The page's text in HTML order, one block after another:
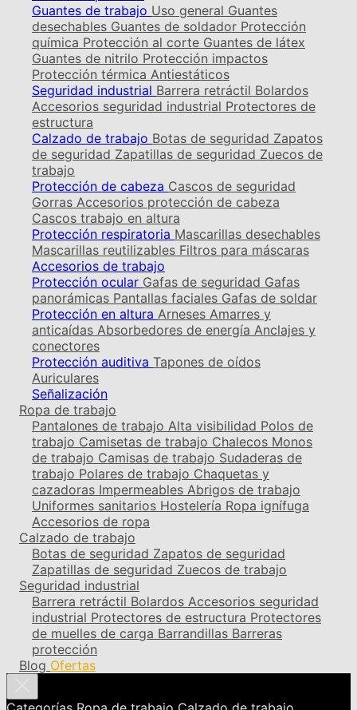
Guantes de trabajo Uso general Guantes
desechables Guantes de soldador Protección
química Protección al corte Guantes de látex
Guantes de nitrilo Protección impactos
Protección térmica Antiestáticos
Seguridad industrial Barrera retráctil Bolardos
Accesorios seguridad industrial Protectores de
estructura
Calzado de trabajo Botas de seguridad Zapatos
de seguridad Zapatillas de seguridad Zuecos de
trabajo
Protección de cabeza Cascos de seguridad
Gorras Accesorios protección de cabeza
Cascos trabajo en altura
Protección respiratoria Mascarillas desechables
Mascarillas reutilizables Filtros para máscaras
Accesorios de trabajo
Protección ocular Gafas de seguridad Gafas
panorámicas Pantallas faciales Gafas de soldar
Protección en altura Arneses Amarres y
anticaídas Absorbedores de energía Anclajes y
conectores
Protección auditiva Tapones de oídos
Auriculares
Señalización
Ropa de trabajo
Pantalones de trabajo Alta visibilidad Polos de
trabajo Camisetas de trabajo Chalecos Monos
de trabajo Camisas de trabajo Sudaderas de
trabajo Polares de trabajo Chaquetas y
cazadoras Impermeables Abrigos de trabajo
Uniformes sanitarios Hostelería Ropa ignífuga
Accesorios de ropa
Calzado de trabajo
Botas de seguridad Zapatos de seguridad
Zapatillas de seguridad Zuecos de trabajo
Seguridad industrial
Barrera retráctil Bolardos Accesorios seguridad
industrial Protectores de estructura Protectores
de muelles de carga Barrandillas Barreras
protección
Blog Ofertas